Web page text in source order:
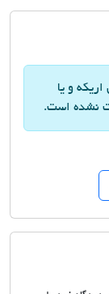
و یا
نشده است.